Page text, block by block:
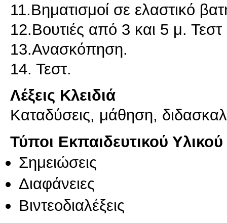
11.Βηματισμοί σε ελαστικό
12.Βουτιές από 3 και 5 μ.
13.Ανασκόπηση.
14. Τεστ.
Λέξεις Κλειδιά
Καταδύσεις, μάθηση,
Τύποι Εκπαιδευτικού Υλικού
Σημειώσεις
Διαφάνειες
Βιντεοδιαλέξεις